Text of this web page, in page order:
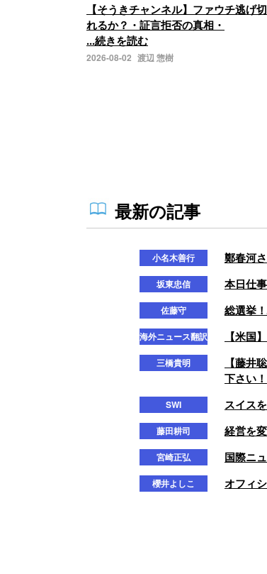
【そうきチャンネル】ファウチ逃げ切
れるか？・証言拒否の真相・
...続きを読む
2026-08-02 渡辺 惣樹
最新の記事